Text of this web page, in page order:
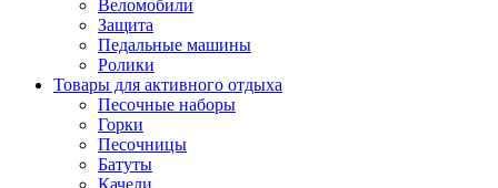
Веломобили
Защита
Педальные машины
Ролики
Товары для активного отдыха
Песочные наборы
Горки
Песочницы
Батуты
Качели